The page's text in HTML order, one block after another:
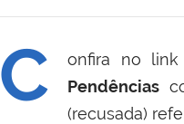
C onfira no
Pendências
(recusada)